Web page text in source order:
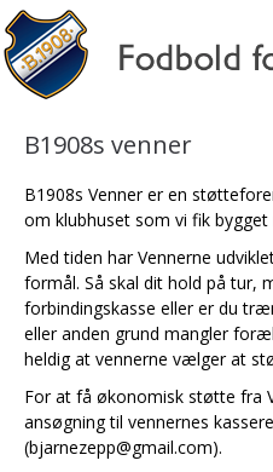
B1908s venner
B1908s Venner er en
om klubhuset som vi fik bygget
Med tiden har Vennerne
formål. Så skal dit hold på tur,
forbindingskasse eller er du
eller anden grund mangler
heldig at vennerne vælger at
For at få økonomisk støtte fra
ansøgning til vennernes
(bjarnezepp@gmail.com).